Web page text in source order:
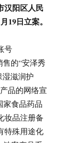
汉阳区人民
19日立案。
号
售的“安泽秀
湿滋润护
品的网络宣
家食品药品
妆品注册备
特殊用途化